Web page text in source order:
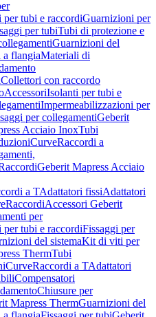
tubi e raccordiGuarnizioni per
per tubiTubi di protezione e
Guarnizioni del
flangiaMateriali di
Collettori con raccordo
AccessoriIsolanti per tubi e
Impermeabilizzazioni per
per collegamentiGeberit
Acciaio InoxTubi
CurveRaccordi a
Geberit Mapress Acciaio
a TAdattatori fissiAdattatori
RaccordiAccessori Geberit
per
tubi e raccordiFissaggi per
del sistemaKit di viti per
ThermTubi
CurveRaccordi a TAdattatori
Compensatori
Chiusure per
Mapress ThermGuarnizioni del